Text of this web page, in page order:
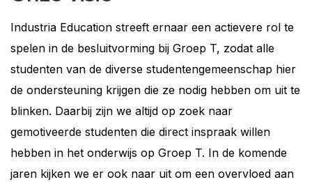
Industria Education streeft ernaar een actievere rol te
spelen in de besluitvorming bij Groep T, zodat alle
studenten van de diverse studentengemeenschap hier
de ondersteuning krijgen die ze nodig hebben om uit te
blinken. Daarbij zijn we altijd op zoek naar
gemotiveerde studenten die direct inspraak willen
hebben in het onderwijs op Groep T. In de komende
jaren kijken we er ook naar uit om een overvloed aan